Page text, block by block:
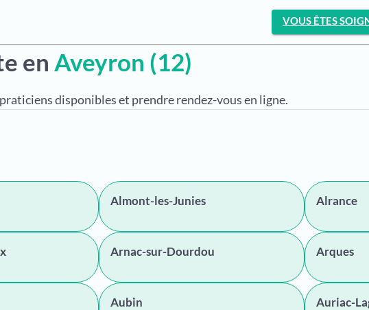
VOUS ÊTES
en Aveyron (12)
disponibles et prendre rendez-vous en ligne.
Almont-les-Junies Alrance
Arnac-sur-Dourdou Arques
Aubin Auriac-